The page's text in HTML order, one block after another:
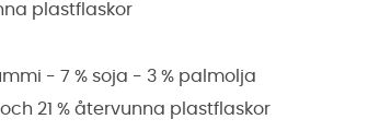
plastflaskor
- 7 % soja - 3 % palmolja
21 % återvunna plastflaskor